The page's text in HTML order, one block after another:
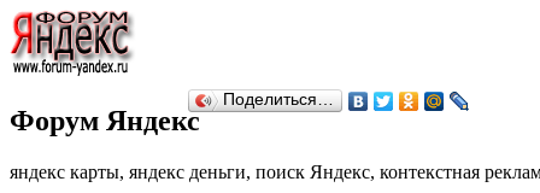
Форум Яндекс
яндекс карты, яндекс деньги, поиск Яндекс, контекстная
Поделиться…